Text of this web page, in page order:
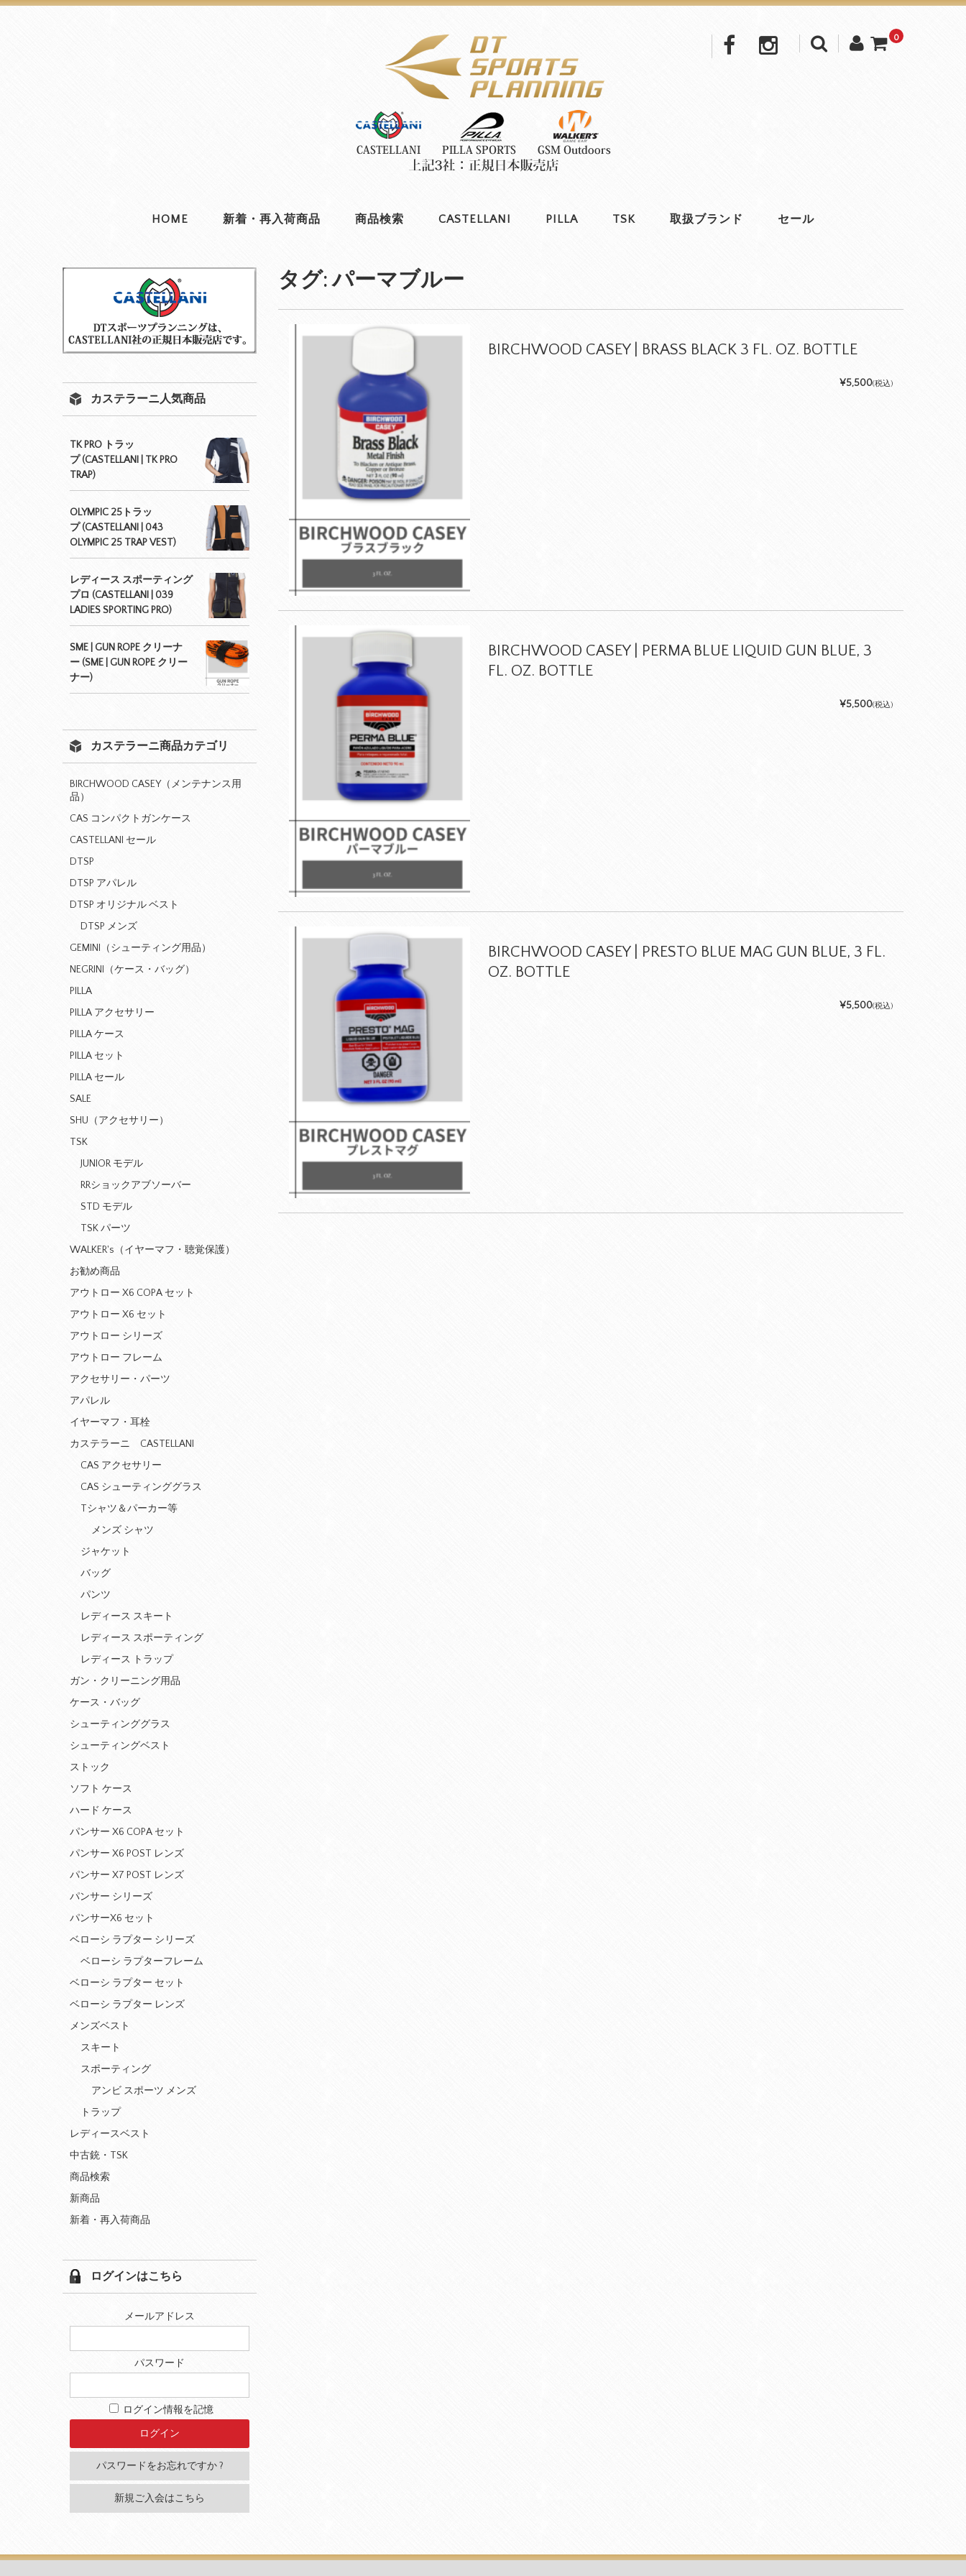
0
HOME 新着・再入荷商品 商品検索 CASTELLANI PILLA TSK 取扱ブランド セール
タグ:パーマブルー
BIRCHWOOD CASEY | BRASS BLACK 3 FL. OZ. BOTTLE
¥5,500(税込)
BIRCHWOOD CASEY | PERMA BLUE LIQUID GUN BLUE, 3
FL. OZ. BOTTLE
¥5,500(税込)
BIRCHWOOD CASEY | PRESTO BLUE MAG GUN BLUE, 3 FL.
OZ. BOTTLE
¥5,500(税込)
カステラーニ人気商品
TK PRO トラッ
プ (CASTELLANI | TK PRO
TRAP)
OLYMPIC 25トラッ
プ (CASTELLANI | 043
OLYMPIC 25 TRAP VEST)
レディース スポーティング
プロ (CASTELLANI | 039
LADIES SPORTING PRO)
SME | GUN ROPE クリーナ
ー (SME | GUN ROPE クリー
ナー)
カステラーニ商品カテゴリ
BIRCHWOOD CASEY（メンテナンス用
品）
CAS コンパクトガンケース
CASTELLANI セール
DTSP
DTSP アパレル
DTSP オリジナル ベスト
DTSP メンズ
GEMINI（シューティング用品）
NEGRINI（ケース・バッグ）
PILLA
PILLA アクセサリー
PILLA ケース
PILLA セット
PILLA セール
SALE
SHU（アクセサリー）
TSK
JUNIOR モデル
RRショックアブソーバー
STD モデル
TSK パーツ
WALKER's（イヤーマフ・聴覚保護）
お勧め商品
アウトロー X6 COPA セット
アウトロー X6 セット
アウトロー シリーズ
アウトロー フレーム
アクセサリー・パーツ
アパレル
イヤーマフ・耳栓
カステラーニ CASTELLANI
CAS アクセサリー
CAS シューティンググラス
Tシャツ＆パーカー等
メンズ シャツ
ジャケット
バッグ
パンツ
レディース スキート
レディース スポーティング
レディース トラップ
ガン・クリーニング用品
ケース・バッグ
シューティンググラス
シューティングベスト
ストック
ソフト ケース
ハード ケース
パンサー X6 COPA セット
パンサー X6 POST レンズ
パンサー X7 POST レンズ
パンサー シリーズ
パンサーX6 セット
ベローシ ラプター シリーズ
ベローシ ラプターフレーム
ベローシ ラプター セット
ベローシ ラプター レンズ
メンズベスト
スキート
スポーティング
アンビ スポーツ メンズ
トラップ
レディースベスト
中古銃・TSK
商品検索
新商品
新着・再入荷商品
ログインはこちら
メールアドレス
パスワード
ログイン情報を記憶
パスワードをお忘れですか ?
新規ご入会はこちら